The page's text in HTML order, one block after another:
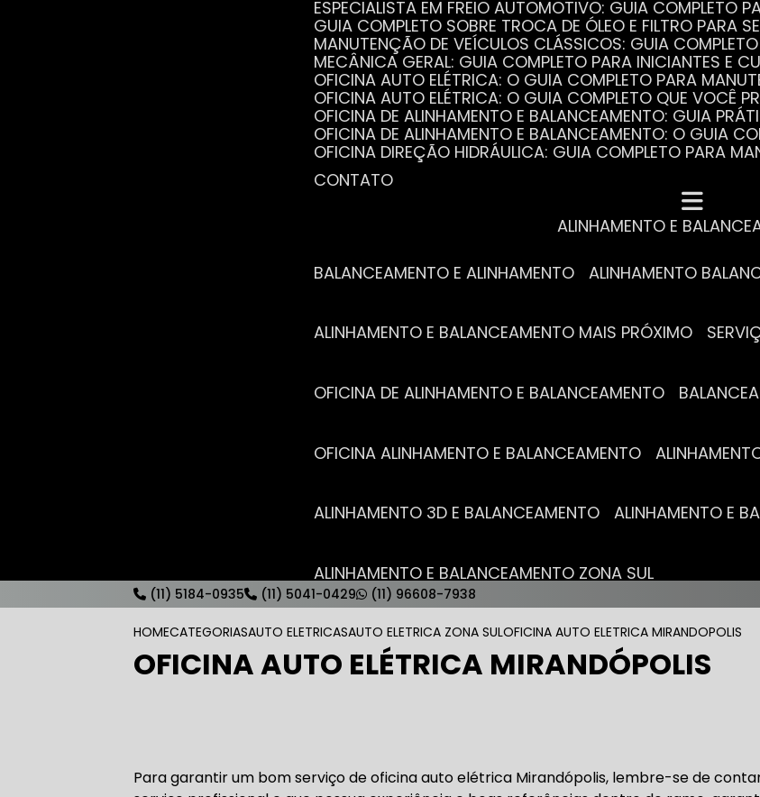
ESPECIALISTA EM FREIO AUTOMOTIVO: GUIA COMPLETO
GUIA COMPLETO SOBRE TROCA DE ÓLEO E FILTRO PARA
MANUTENÇÃO DE VEÍCULOS CLÁSSICOS: GUIA
MECÂNICA GERAL: GUIA COMPLETO PARA INICIANTES E
OFICINA AUTO ELÉTRICA: O GUIA COMPLETO PARA
OFICINA AUTO ELÉTRICA: O GUIA COMPLETO QUE VOCÊ
OFICINA DE ALINHAMENTO E BALANCEAMENTO: GUIA
OFICINA DE ALINHAMENTO E BALANCEAMENTO: O GUIA
OFICINA DIREÇÃO HIDRÁULICA: GUIA COMPLETO PARA
OFICINA MECÂNICA COMPLETA PARA BLINDADOS: TUDO
POR QUE A REVISÃO AUTOMOTIVA É ESSENCIAL PARA O
SERVIÇO DE ALINHAMENTO E BALANCEAMENTO: O QUE
VANTAGENS ESSENCIAIS DA TROCA DE ÓLEO PARA A
CONTATO
ALINHAMENTO E
BALANCEAMENTO E ALINHAMENTO ALINHAMENTO
ALINHAMENTO E BALANCEAMENTO MAIS PRÓXIMO
OFICINA DE ALINHAMENTO E BALANCEAMENTO
OFICINA ALINHAMENTO E BALANCEAMENTO
ALINHAMENTO 3D E BALANCEAMENTO ALINHAMENTO E
ALINHAMENTO E BALANCEAMENTO ZONA SUL
AUTO ELÉTRICA MAIS PRÓXIMO AUTO ELÉTRICA
AUTO ELÉTRICO TROCA DE BATERIA OFICINA AUTO
(11) 5184-0935 (11) 5041-0429 (11) 96608-7938
HOMECATEGORIASAUTO ELETRICASAUTO ELETRICA ZONA SULOFICINA AUTO ELETRICA MIRANDOPOLIS
OFICINA AUTO ELÉTRICA MIRANDÓPOLIS
Para garantir um bom serviço de oficina auto elétrica Mirandópolis, lembre-se de